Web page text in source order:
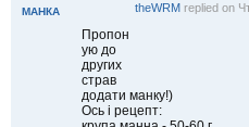
МАНКА theWRMreplied on
Пропон
ую до
других
страв
додати манку!)
Ось і рецепт: